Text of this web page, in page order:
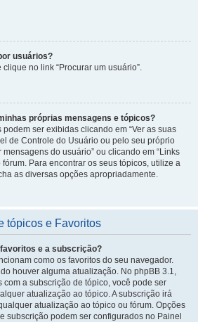
usuários?
clique no link “Procurar um usuário”.
próprias mensagens e tópicos?
ser exibidas clicando em “Ver as suas
de Controle do Usuário ou pelo seu próprio
do usuário” ou clicando em “Links
Para encontrar os seus tópicos, utilize a
as diversas opções apropriadamente.
tópicos e Favoritos
e a subscrição?
como os favoritos do seu navegador.
houver alguma atualização. No phpBB 3.1,
com a subscrição de tópico, você pode ser
atualização ao tópico. A subscrição irá
atualização ao tópico ou fórum. Opções
subscrição podem ser configurados no Painel